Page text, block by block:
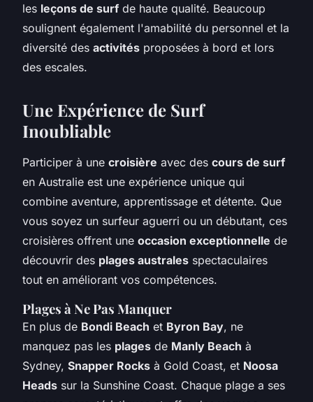
les leçons de surf de haute qualité. Beaucoup
soulignent également l'amabilité du personnel et la
diversité des activités proposées à bord et lors
des escales.
Une Expérience de Surf
Inoubliable
Participer à une croisière avec des cours de surf
en Australie est une expérience unique qui
combine aventure, apprentissage et détente. Que
vous soyez un surfeur aguerri ou un débutant, ces
croisières offrent une occasion exceptionnelle de
découvrir des plages australes spectaculaires
tout en améliorant vos compétences.
Plages à Ne Pas Manquer
En plus de Bondi Beach et Byron Bay, ne
manquez pas les plages de Manly Beach à
Sydney, Snapper Rocks à Gold Coast, et Noosa
Heads sur la Sunshine Coast. Chaque plage a ses